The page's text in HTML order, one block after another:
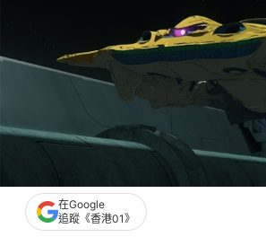
這場世紀之戰的源頭，正是一件曾經造福人類的外星
在Google
追蹤《香港01》